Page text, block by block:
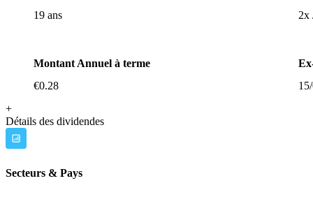
19 ans
2x
Montant Annuel à terme
€0.28
+
Détails des dividendes
Secteurs & Pays